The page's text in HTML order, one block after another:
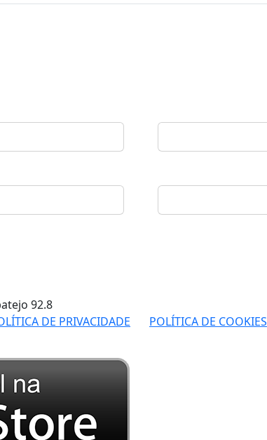
92.8
DE PRIVACIDADE POLÍTICA DE COOKIES